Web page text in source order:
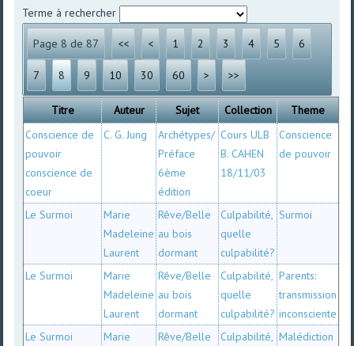
Terme à rechercher
Page 8 de 87 << < 1 2 3 4 5 6
7 8 9 10 30 60 > >>
Titre Auteur Sujet Collection
Theme
Conscience de
pouvoir
conscience de
coeur
C. G. Jung
Archétypes/
Préface
6ème
édition
Cours ULB
B. CAHEN
18/11/03
Conscience
de pouvoir
Le Surmoi
Marie
Madeleine
Laurent
Rêve/Belle
au bois
dormant
Culpabilité,
quelle
culpabilité?
Surmoi
Le Surmoi
Marie
Madeleine
Laurent
Rêve/Belle
au bois
dormant
Culpabilité,
quelle
culpabilité?
Parents:
transmission
inconsciente
Le Surmoi
Marie
Rêve/Belle
Culpabilité, Malédiction